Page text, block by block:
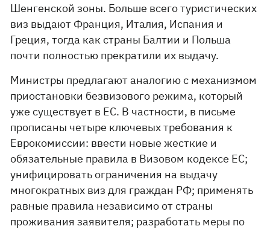
Шенгенской зоны. Больше всего туристических
виз выдают Франция, Италия, Испания и
Греция, тогда как страны Балтии и Польша
почти полностью прекратили их выдачу.
Министры предлагают аналогию с механизмом
приостановки безвизового режима, который
уже существует в ЕС. В частности, в письме
прописаны четыре ключевых требования к
Еврокомиссии: ввести новые жесткие и
обязательные правила в Визовом кодексе ЕС;
унифицировать ограничения на выдачу
многократных виз для граждан РФ; применять
равные правила независимо от страны
проживания заявителя; разработать меры по